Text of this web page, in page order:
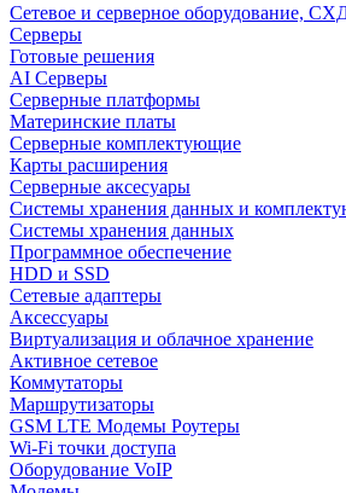
Сетевое и серверное оборудование,
Cерверы
Готовые решения
AI Серверы
Серверные платформы
Материнские платы
Серверные комплектующие
Карты расширения
Серверные аксесуары
Системы хранения данных и
Системы хранения данных
Программное обеспечение
HDD и SSD
Сетевые адаптеры
Аксессуары
Виртуализация и облачное хранение
Активное сетевое
Коммутаторы
Маршрутизаторы
GSM LTE Модемы Роутеры
Wi-Fi точки доступа
Оборудование VoIP